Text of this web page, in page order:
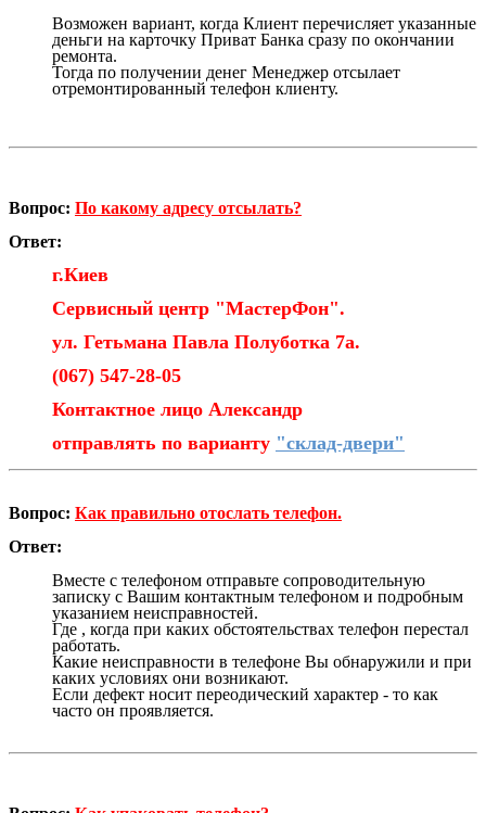
Возможен вариант, когда Клиент перечисляет указанные
деньги на карточку Приват Банка сразу по окончании
ремонта.
Тогда по получении денег Менеджер отсылает
отремонтированный телефон клиенту.
Вопрос: По какому адресу отсылать?
Ответ:
г.Киев
Сервисный центр "МастерФон".
ул. Гетьмана Павла Полуботка 7а.
(067) 547-28-05
Контактное лицо Александр
отправлять по варианту "склад-двери"
Вопрос: Как правильно отослать телефон.
Ответ:
Вместе с телефоном отправьте сопроводительную
записку с Вашим контактным телефоном и подробным
указанием неисправностей.
Где , когда при каких обстоятельствах телефон перестал
работать.
Какие неисправности в телефоне Вы обнаружили и при
каких условиях они возникают.
Если дефект носит переодический характер - то как
часто он проявляется.